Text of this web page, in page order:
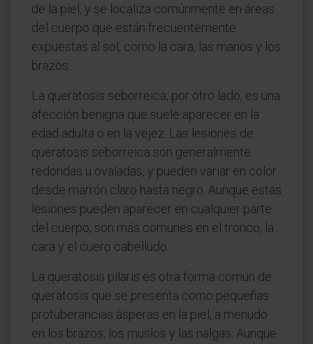
de la piel, y se localiza comúnmente en áreas
del cuerpo que están frecuentemente
expuestas al sol, como la cara, las manos y los
brazos.
La queratosis seborreica, por otro lado, es una
afección benigna que suele aparecer en la
edad adulta o en la vejez. Las lesiones de
queratosis seborreica son generalmente
redondas u ovaladas, y pueden variar en color
desde marrón claro hasta negro. Aunque estas
lesiones pueden aparecer en cualquier parte
del cuerpo, son más comunes en el tronco, la
cara y el cuero cabelludo.
La queratosis pilaris es otra forma común de
queratosis que se presenta como pequeñas
protuberancias ásperas en la piel, a menudo
en los brazos, los muslos y las nalgas. Aunque